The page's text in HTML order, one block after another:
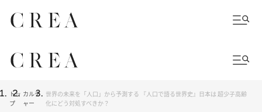
トッ
プ
カルチ
ャー
世界の未来を「人口」から予測する 『人口で語る世界史』日本は 超少子高齢
化にどう対処すべきか？